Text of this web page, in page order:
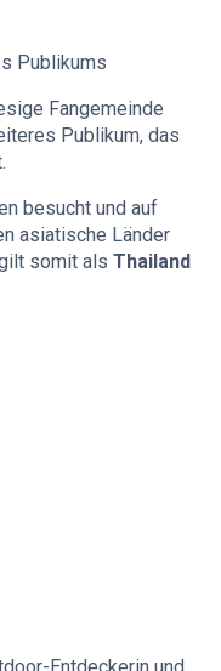
Publikums
Fangemeinde
Publikum, das
besucht und auf
asiatische Länder
somit als Thailand